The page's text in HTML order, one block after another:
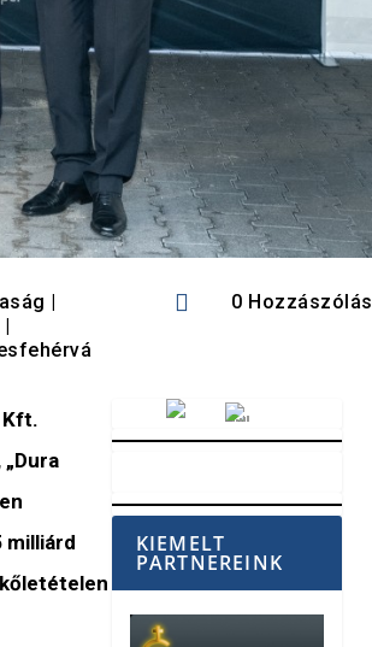
 0 Hozzászólás
Kft.
milliárd
KIEMELT
PARTNEREINK